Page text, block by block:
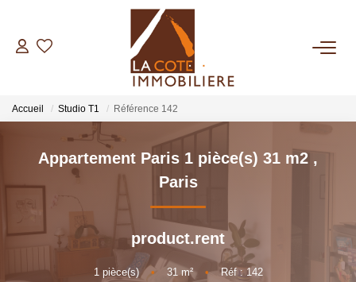
ACHETER
LOUER
BIENS VENDUS
ESTIMER
NOTRE AGENCE
Accueil Studio T1 Référence 142
Appartement Paris 1 pièce(s) 31 m2 ,
Paris
product.rent
1 pièce(s) • 31 m² • Réf : 142